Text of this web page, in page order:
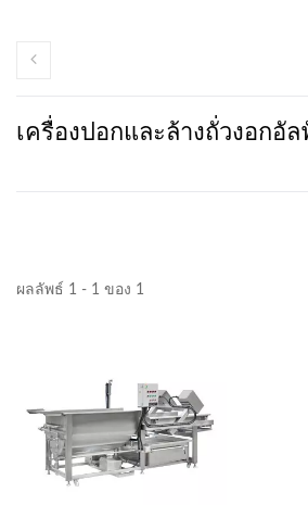
เครื่องปอกและล้างถั่วงอกอั
ผลลัพธ์ 1 - 1 ของ 1